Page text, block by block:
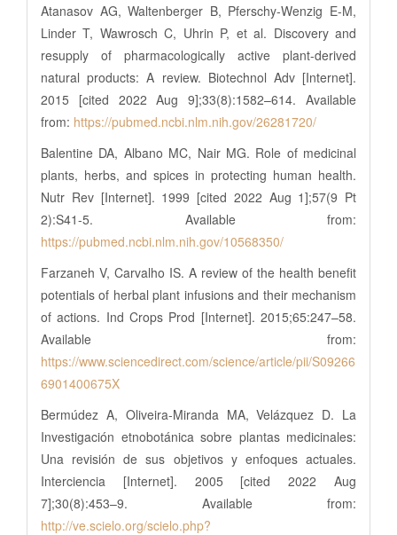
Atanasov AG, Waltenberger B, Pferschy-Wenzig E-M,
Linder T, Wawrosch C, Uhrin P, et al. Discovery and
resupply of pharmacologically active plant-derived
natural products: A review. Biotechnol Adv [Internet].
2015 [cited 2022 Aug 9];33(8):1582–614. Available
from: https://pubmed.ncbi.nlm.nih.gov/26281720/
Balentine DA, Albano MC, Nair MG. Role of medicinal
plants, herbs, and spices in protecting human health.
Nutr Rev [Internet]. 1999 [cited 2022 Aug 1];57(9 Pt
2):S41-5. Available from:
https://pubmed.ncbi.nlm.nih.gov/10568350/
Farzaneh V, Carvalho IS. A review of the health benefit
potentials of herbal plant infusions and their mechanism
of actions. Ind Crops Prod [Internet]. 2015;65:247–58.
Available from:
https://www.sciencedirect.com/science/article/pii/S09266
6901400675X
Bermúdez A, Oliveira-Miranda MA, Velázquez D. La
Investigación etnobotánica sobre plantas medicinales:
Una revisión de sus objetivos y enfoques actuales.
Interciencia [Internet]. 2005 [cited 2022 Aug
7];30(8):453–9. Available from:
http://ve.scielo.org/scielo.php?